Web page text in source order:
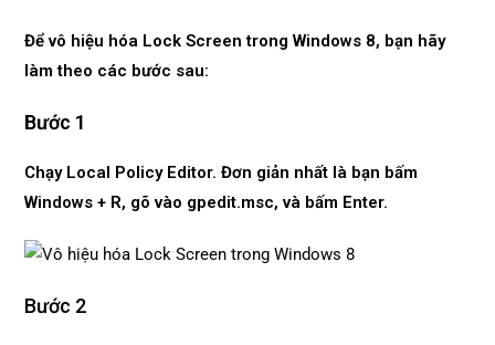
Để vô hiệu hóa Lock Screen trong Windows 8, bạn hãy
làm theo các bước sau:
Bước 1
Chạy Local Policy Editor. Đơn giản nhất là bạn bấm
Windows + R, gõ vào gpedit.msc, và bấm Enter.
Bước 2